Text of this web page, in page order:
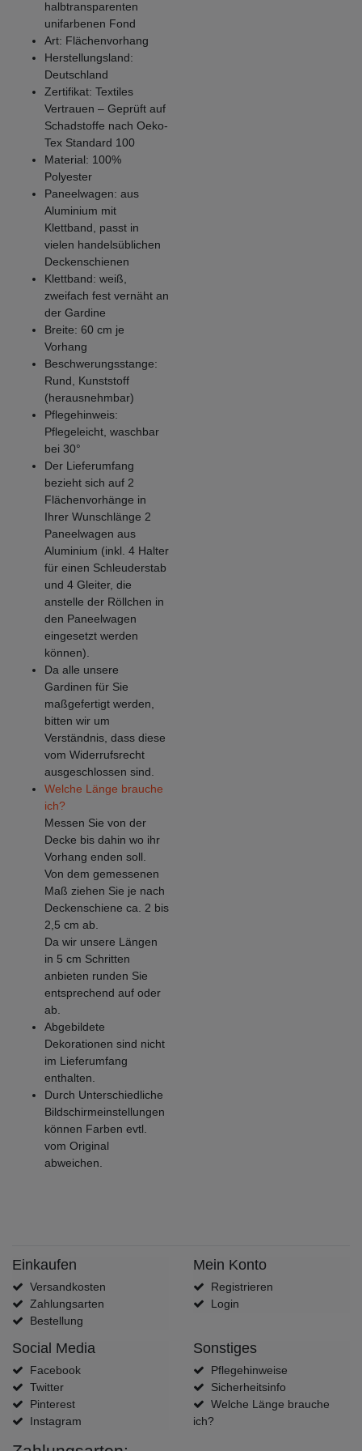
halbtransparenten
unifarbenen Fond
Art: Flächenvorhang
Herstellungsland:
Deutschland
Zertifikat: Textiles
Vertrauen – Geprüft auf
Schadstoffe nach Oeko-
Tex Standard 100
Material: 100%
Polyester
Paneelwagen: aus
Aluminium mit
Klettband, passt in
vielen handelsüblichen
Deckenschienen
Klettband: weiß,
zweifach fest vernäht an
der Gardine
Breite: 60 cm je
Vorhang
Beschwerungsstange:
Rund, Kunststoff
(herausnehmbar)
Pflegehinweis:
Pflegeleicht, waschbar
bei 30°
Der Lieferumfang
bezieht sich auf 2
Flächenvorhänge in
Ihrer Wunschlänge 2
Paneelwagen aus
Aluminium (inkl. 4 Halter
für einen Schleuderstab
und 4 Gleiter, die
anstelle der Röllchen in
den Paneelwagen
eingesetzt werden
können).
Da alle unsere
Gardinen für Sie
maßgefertigt werden,
bitten wir um
Verständnis, dass diese
vom Widerrufsrecht
ausgeschlossen sind.
Welche Länge brauche
ich?
Messen Sie von der
Decke bis dahin wo ihr
Vorhang enden soll.
Von dem gemessenen
Maß ziehen Sie je nach
Deckenschiene ca. 2 bis
2,5 cm ab.
Da wir unsere Längen
in 5 cm Schritten
anbieten runden Sie
entsprechend auf oder
ab.
Abgebildete
Dekorationen sind nicht
im Lieferumfang
enthalten.
Durch Unterschiedliche
Bildschirmeinstellungen
können Farben evtl.
vom Original
abweichen.
Einkaufen
Versandkosten
Zahlungsarten
Bestellung
Mein Konto
Registrieren
Login
Social Media
Facebook
Twitter
Pinterest
Instagram
Sonstiges
Pflegehinweise
Sicherheitsinfo
Welche Länge brauche
ich?